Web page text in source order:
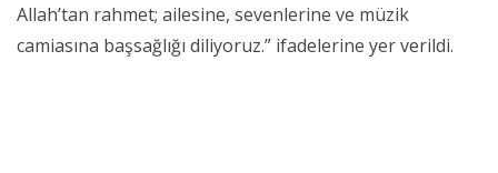
Allah’tan rahmet; ailesine, sevenlerine ve müzik
camiasına başsağlığı diliyoruz.” ifadelerine yer verildi.